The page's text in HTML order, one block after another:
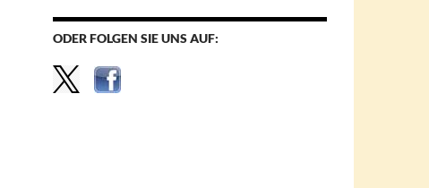
ODER FOLGEN SIE UNS AUF: